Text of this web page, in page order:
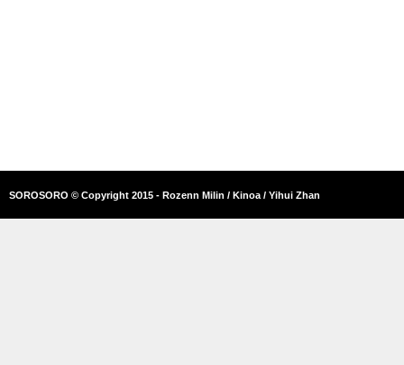
SOROSORO © Copyright 2015 - Rozenn Milin / Kinoa / Yihui Zhan